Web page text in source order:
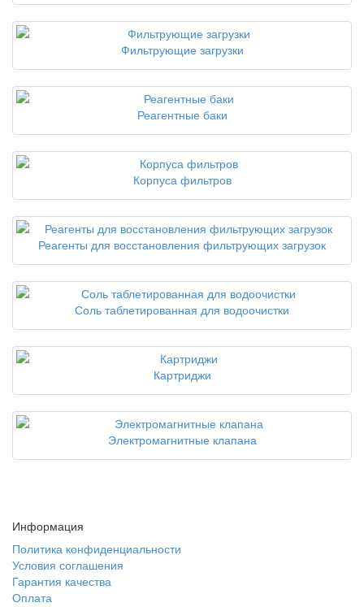
Фильтрующие загрузки
Реагентные баки
Корпуса фильтров
Реагенты для восстановления фильтрующих загрузок
Соль таблетированная для водоочистки
Картриджи
Электромагнитные клапана
Информация
Политика конфиденциальности
Условия соглашения
Гарантия качества
Оплата